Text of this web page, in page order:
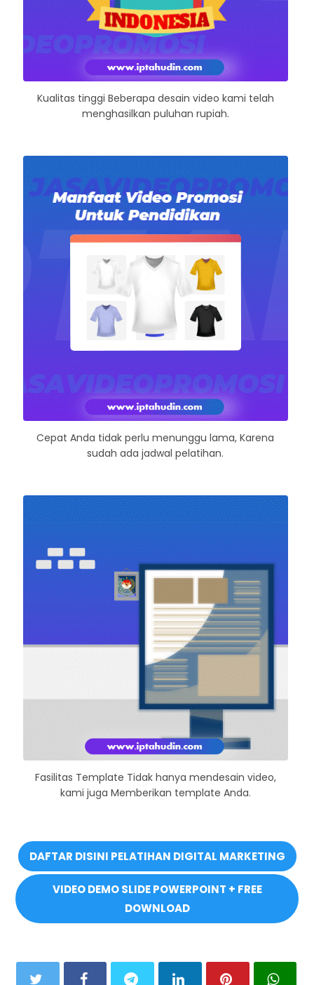
Kualitas tinggi Beberapa desain video kami telah
menghasilkan puluhan rupiah.
Cepat Anda tidak perlu menunggu lama, Karena
sudah ada jadwal pelatihan.
Fasilitas Template Tidak hanya mendesain video,
kami juga Memberikan template Anda.
DAFTAR DISINI PELATIHAN DIGITAL MARKETING
VIDEO DEMO SLIDE POWERPOINT + FREE
DOWNLOAD